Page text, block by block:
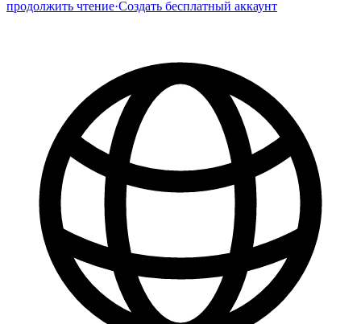
продолжить чтение·Создать бесплатный аккаунт